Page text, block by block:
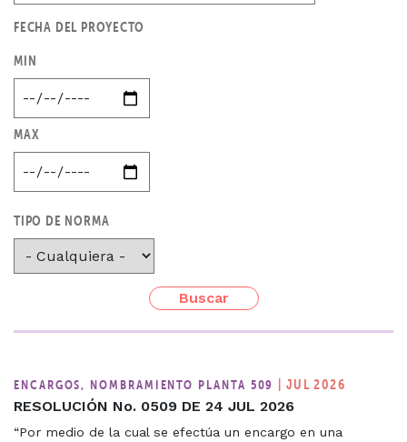
FECHA DEL PROYECTO
MIN
MAX
TIPO DE NORMA
ENCARGOS, NOMBRAMIENTO PLANTA 509 | JUL 2026
RESOLUCIÓN No. 0509 DE 24 JUL 2026
“Por medio de la cual se efectúa un encargo en una